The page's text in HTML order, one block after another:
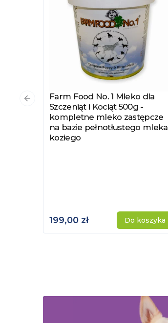
Zobacz produkt
Farm Food No. 1 Mleko dla
Szczeniąt i Kociąt 500g -
kompletne mleko zastępcze
na bazie pełnotłustego mleka
koziego
199,00 zł Do koszyka
Poprzedni slajd